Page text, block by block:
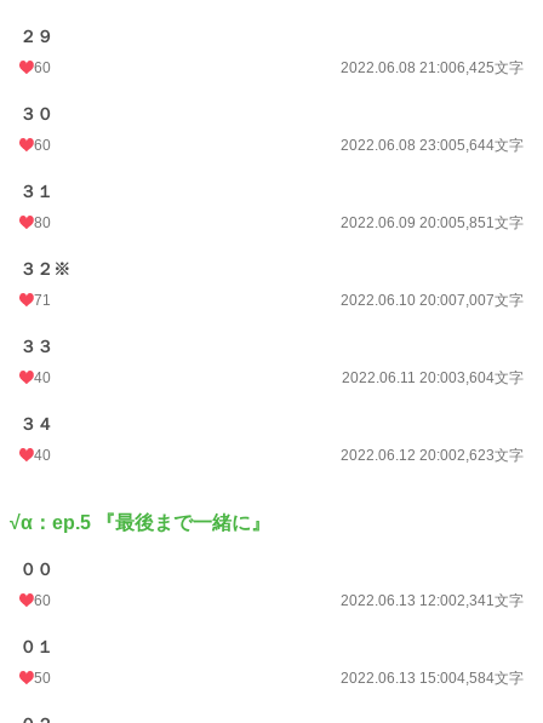
２９
60 2022.06.08 21:006,425文字
３０
60 2022.06.08 23:005,644文字
３１
80 2022.06.09 20:005,851文字
３２※
71 2022.06.10 20:007,007文字
３３
40 2022.06.11 20:003,604文字
３４
40 2022.06.12 20:002,623文字
√α：ep.5 『最後まで一緒に』
００
60 2022.06.13 12:002,341文字
０１
50 2022.06.13 15:004,584文字